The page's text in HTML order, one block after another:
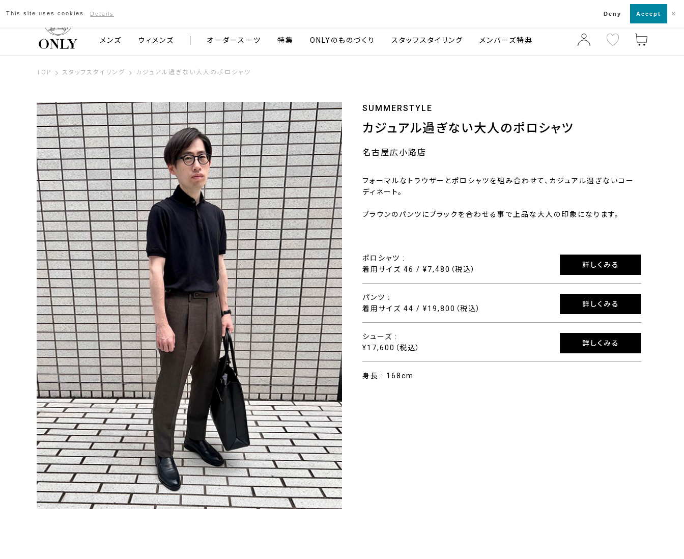
京都発のスーツブランド ONLY 店舗一覧・来店予約
メンズ ウィメンズ オーダースーツ 特集 ONLYのものづくり スタッフスタイリング メンバーズ特典
TOP スタッフスタイリング カジュアル過ぎない大人のポロシャツ
SUMMERSTYLE
カジュアル過ぎない大人のポロシャツ
名古屋広小路店
フォーマルなトラウザーとポロシャツを組み合わせて、カジュアル過ぎないコー
ディネート。
ブラウンのパンツにブラックを合わせる事で上品な大人の印象になります。
ポロシャツ :
着用サイズ 46 / ¥7,480（税込）
詳しくみる
パンツ :
着用サイズ 44 / ¥19,800（税込）
詳しくみる
シューズ :
¥17,600（税込）
詳しくみる
身長 : 168cm
This site uses cookies. Details Deny Accept ×